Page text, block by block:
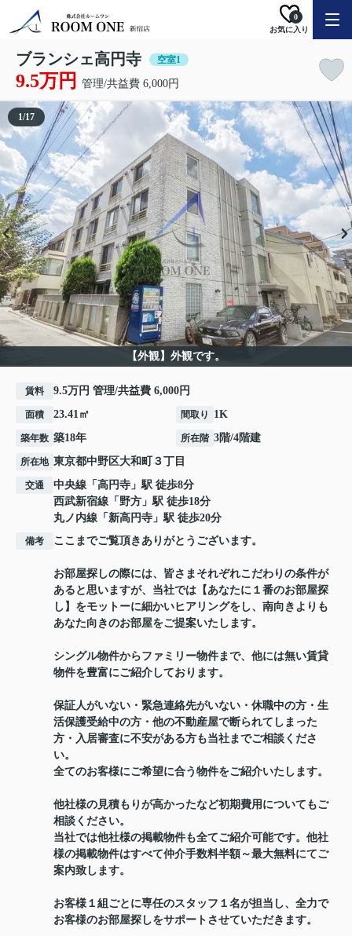
お気に入り
0
ブランシェ高円寺 空室1
9.5万円 管理/共益費 6,000円
【外観】外観です。
1/17
賃料 9.5万円 管理/共益費 6,000円
面積 23.41㎡ 間取り 1K
築年数 築18年 所在階 3階/4階建
所在地 東京都中野区大和町 ３丁目
交通 中央線 「 高円寺 」駅 徒歩8分
西武新宿線 「 野方 」駅 徒歩18分
丸ノ内線 「 新高円寺 」駅 徒歩20分
備考 ここまでご覧頂きありがとうございます。
お部屋探しの際には、皆さまそれぞれこだわりの条件が
あると思いますが、当社では【あなたに１番のお部屋探
し】をモットーに細かいヒアリングをし、南向きよりも
あなた向きのお部屋をご提案いたします。
シングル物件からファミリー物件まで、他には無い賃貸
物件を豊富にご紹介しております。
保証人がいない・緊急連絡先がいない・休職中の方・生
活保護受給中の方・他の不動産屋で断られてしまった
方・入居審査に不安がある方も当社までご相談くださ
い。
全てのお客様にご希望に合う物件をご紹介いたします。
他社様の見積もりが高かったなど初期費用についてもご
相談ください。
当社では他社様の掲載物件も全てご紹介可能です。他社
様の掲載物件はすべて仲介手数料半額～最大無料にてご
案内致します。
お客様１組ごとに専任のスタッフ１名が担当し、全力で
お客様のお部屋探しをサポートさせていただきます。